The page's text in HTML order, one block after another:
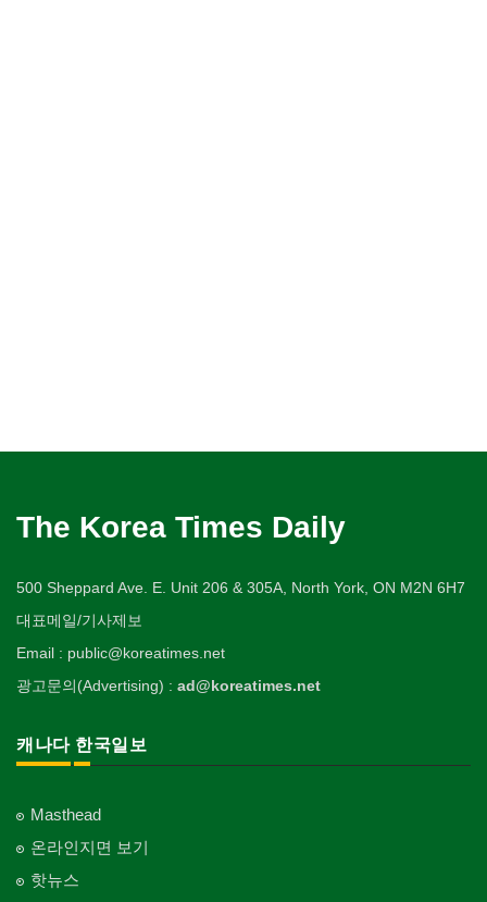
The Korea Times Daily
500 Sheppard Ave. E. Unit 206 & 305A, North York, ON M2N 6H7
대표메일/기사제보
Email : public@koreatimes.net
광고문의(Advertising) : ad@koreatimes.net
캐나다 한국일보
Masthead
온라인지면 보기
핫뉴스